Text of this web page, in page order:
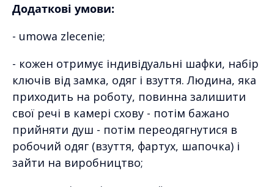
Додаткові умови:
- umowa zlecenie;
- кожен отримує індивідуальні шафки, набір
ключів від замка, одяг і взуття. Людина, яка
приходить на роботу, повинна залишити
свої речі в камері схову - потім бажано
прийняти душ - потім переодягнутися в
робочий одяг (взуття, фартух, шапочка) і
зайти на виробництво;